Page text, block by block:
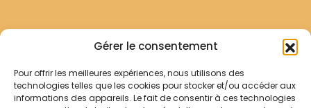
Gérer le consentement
Pour offrir les meilleures expériences, nous utilisons des
technologies telles que les cookies pour stocker et/ou accéder aux
informations des appareils. Le fait de consentir à ces technologies
Archives Franciscaines
RECHERCHER
Comment chercher ?